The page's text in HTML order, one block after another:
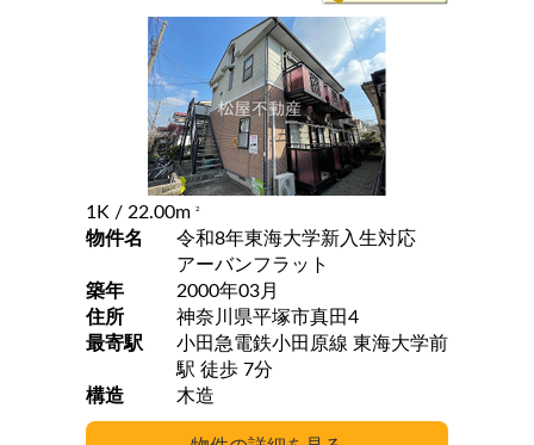
1K / 22.00m 2
物件名
令和8年東海大学新入生対応
アーバンフラット
築年
2000年03月
住所
神奈川県平塚市真田4
最寄駅
小田急電鉄小田原線 東海大学前
駅 徒歩 7分
構造
木造